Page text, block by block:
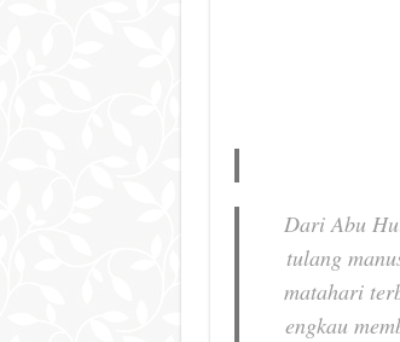
Dari Abu
tulang
matahari
engkau